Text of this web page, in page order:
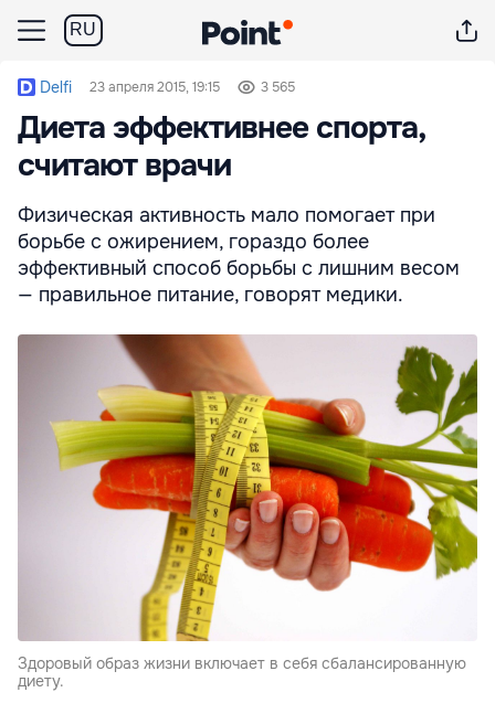
RU
Delfi 23 апреля 2015, 19:15 3 565
Диета эффективнее спорта,
считают врачи
Физическая активность мало помогает при
борьбе с ожирением, гораздо более
эффективный способ борьбы с лишним весом
— правильное питание, говорят медики.
Здоровый образ жизни включает в себя сбалансированную
диету.